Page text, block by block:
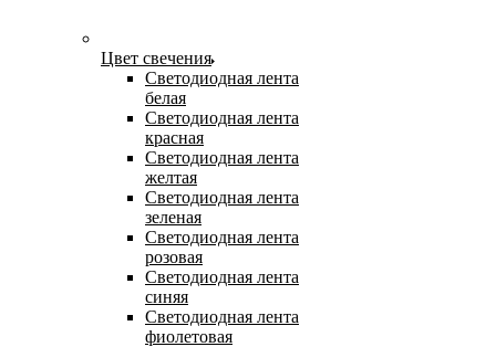
Цвет свечения
Светодиодная лента
белая
Светодиодная лента
красная
Светодиодная лента
желтая
Светодиодная лента
зеленая
Светодиодная лента
розовая
Светодиодная лента
синяя
Светодиодная лента
фиолетовая